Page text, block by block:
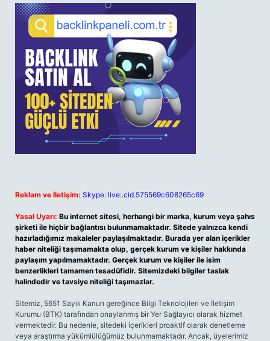
Reklam ve İletişim: Skype: live:.cid.575569c608265c69
Yasal Uyarı: Bu internet sitesi, herhangi bir marka, kurum veya şahıs
şirketi ile hiçbir bağlantısı bulunmamaktadır. Sitede yalnızca kendi
hazırladığımız makaleler paylaşılmaktadır. Burada yer alan içerikler
haber niteliği taşımamakta olup, gerçek kurum ve kişiler hakkında
paylaşım yapılmamaktadır. Gerçek kurum ve kişiler ile isim
benzerlikleri tamamen tesadüfidir. Sitemizdeki bilgiler taslak
halindedir ve tavsiye niteliği taşımazlar.
Sitemiz, 5651 Sayılı Kanun gereğince Bilgi Teknolojileri ve İletişim
Kurumu (BTK) tarafından onaylanmış bir Yer Sağlayıcı olarak hizmet
vermektedir. Bu nedenle, sitedeki içerikleri proaktif olarak denetleme
veya araştırma yükümlülüğümüz bulunmamaktadır. Ancak, üyelerimiz